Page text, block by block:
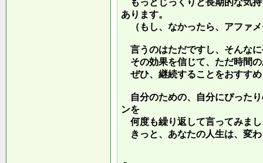
もっとじっくりと長期的な気
あります。
（もし、なかったら、アファ
言うのはただですし、そんな
その効果を信じて、ただ時間
ぜひ、継続することをおすす
自分のための、自分にぴった
ンを
何度も繰り返して言ってみま
きっと、あなたの人生は、変